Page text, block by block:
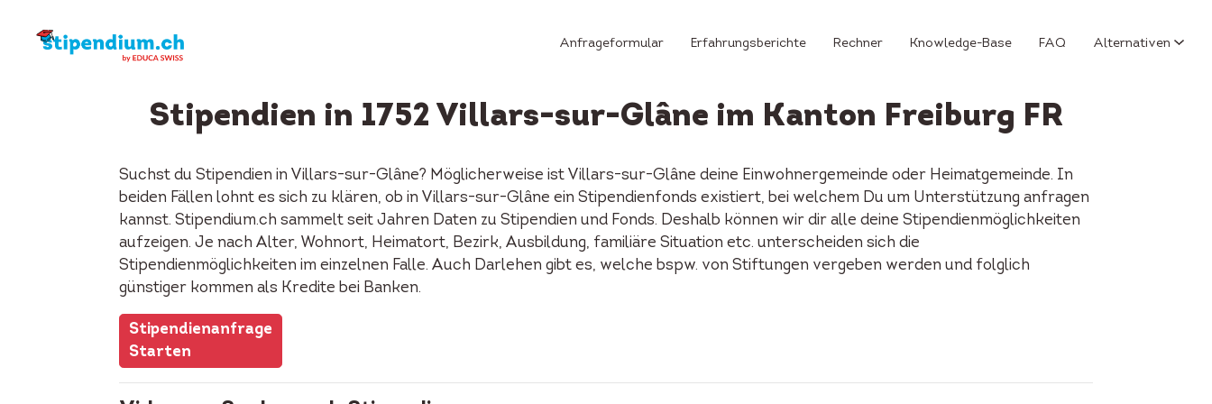
Anfrageformular Erfahrungsberichte Rechner Knowledge-Base FAQ Alternativen
Stipendien in 1752 Villars-sur-Glâne im Kanton Freiburg FR
Suchst du Stipendien in Villars-sur-Glâne? Möglicherweise ist Villars-sur-Glâne deine Einwohnergemeinde oder Heimatgemeinde. In
beiden Fällen lohnt es sich zu klären, ob in Villars-sur-Glâne ein Stipendienfonds existiert, bei welchem Du um Unterstützung anfragen
kannst. Stipendium.ch sammelt seit Jahren Daten zu Stipendien und Fonds. Deshalb können wir dir alle deine Stipendienmöglichkeiten
aufzeigen. Je nach Alter, Wohnort, Heimatort, Bezirk, Ausbildung, familiäre Situation etc. unterscheiden sich die
Stipendienmöglichkeiten im einzelnen Falle. Auch Darlehen gibt es, welche bspw. von Stiftungen vergeben werden und folglich
günstiger kommen als Kredite bei Banken.
Stipendienanfrage
Starten